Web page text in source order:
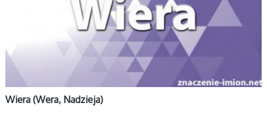
Wiera (Wera, Nadzieja)